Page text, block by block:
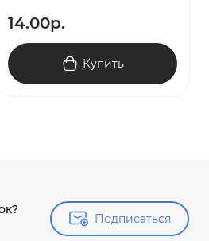
14.00р.
Купить
Подписаться
Подписаться